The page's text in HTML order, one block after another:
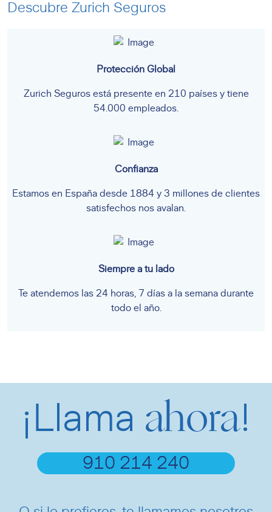
Descubre Zurich Seguros
Protección Global
Zurich Seguros está presente en 210 países y tiene
54.000 empleados.
Confianza
Estamos en España desde 1884 y 3 millones de clientes
satisfechos nos avalan.
Siempre a tu lado
Te atendemos las 24 horas, 7 días a la semana durante
todo el año.
¡Llama ahora!
910 214 240